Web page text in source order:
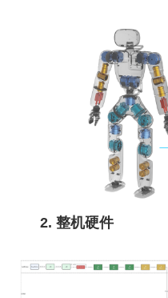
2. 整机硬件